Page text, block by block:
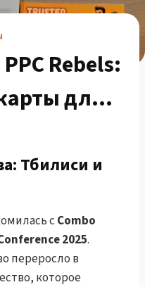
Rebels:
для
2025,
2025,
Тбилиси и
с Combo
2025.
переросло в
которое